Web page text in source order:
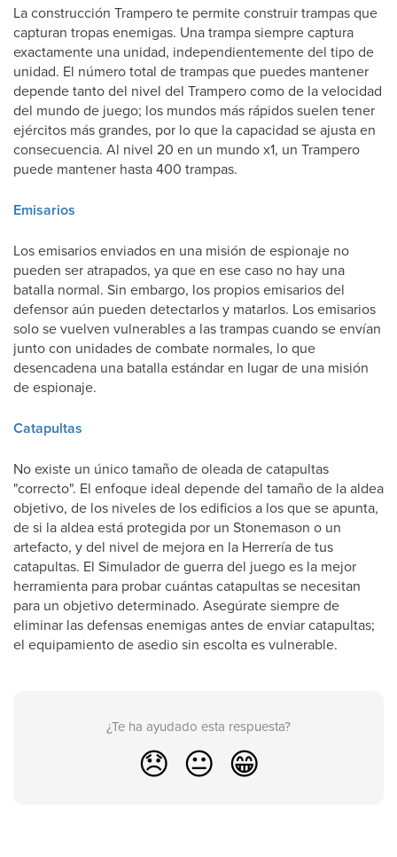
La construcción Trampero te permite construir trampas que
capturan tropas enemigas. Una trampa siempre captura
exactamente una unidad, independientemente del tipo de
unidad. El número total de trampas que puedes mantener
depende tanto del nivel del Trampero como de la velocidad
del mundo de juego; los mundos más rápidos suelen tener
ejércitos más grandes, por lo que la capacidad se ajusta en
consecuencia. Al nivel 20 en un mundo x1, un Trampero
puede mantener hasta 400 trampas.
Emisarios
Los emisarios enviados en una misión de espionaje no
pueden ser atrapados, ya que en ese caso no hay una
batalla normal. Sin embargo, los propios emisarios del
defensor aún pueden detectarlos y matarlos. Los emisarios
solo se vuelven vulnerables a las trampas cuando se envían
junto con unidades de combate normales, lo que
desencadena una batalla estándar en lugar de una misión
de espionaje.
Catapultas
No existe un único tamaño de oleada de catapultas
"correcto". El enfoque ideal depende del tamaño de la aldea
objetivo, de los niveles de los edificios a los que se apunta,
de si la aldea está protegida por un Stonemason o un
artefacto, y del nivel de mejora en la Herrería de tus
catapultas. El Simulador de guerra del juego es la mejor
herramienta para probar cuántas catapultas se necesitan
para un objetivo determinado. Asegúrate siempre de
eliminar las defensas enemigas antes de enviar catapultas;
el equipamiento de asedio sin escolta es vulnerable.
¿Te ha ayudado esta respuesta?
😞 😐 😁